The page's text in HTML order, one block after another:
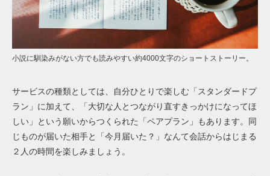
小説に馴染みがない方でも読みやすい約4000文字のショートストーリー。
サービスの種類としては、自分ひとりで楽しむ「スタンダードプ
ラン」に加えて、「大切な人とつながり直すきっかけになってほ
しい」という願いからつくられた「ペアプラン」もあります。同
じものが届いた相手と「今月届いた？」なんて会話からはじまる
２人の時間を楽しみましょう。